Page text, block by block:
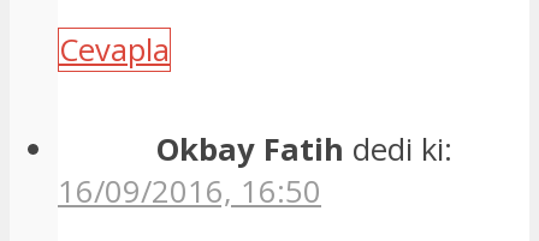
Cevapla
Okbay Fatih dedi ki:
16/09/2016, 16:50